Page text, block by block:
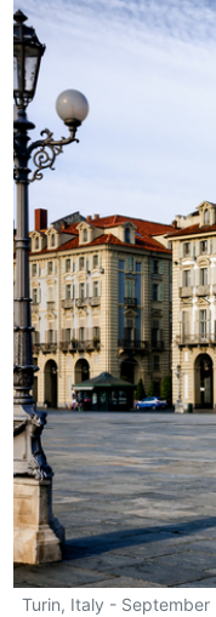
Turin, Italy - September